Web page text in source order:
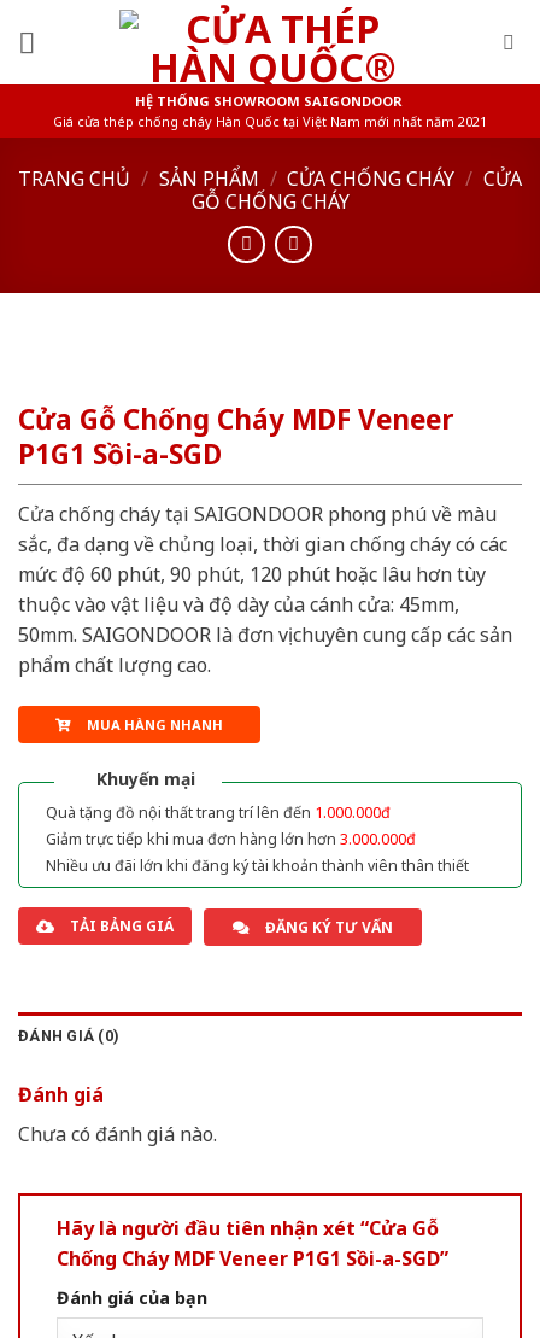
HỆ THỐNG SHOWROOM SAIGONDOOR
Giá cửa thép chống cháy Hàn Quốc tại Việt Nam mới nhất năm 2021
TRANG CHỦ / SẢN PHẨM / CỬA CHỐNG CHÁY / CỬA
GỖ CHỐNG CHÁY
Cửa Gỗ Chống Cháy MDF Veneer
P1G1 Sồi-a-SGD
Cửa chống cháy tại SAIGONDOOR phong phú về màu
sắc, đa dạng về chủng loại, thời gian chống cháy có các
mức độ 60 phút, 90 phút, 120 phút hoặc lâu hơn tùy
thuộc vào vật liệu và độ dày của cánh cửa: 45mm,
50mm. SAIGONDOOR là đơn vị chuyên cung cấp các sản
phẩm chất lượng cao.
MUA HÀNG NHANH
Khuyến mại
Quà tặng đồ nội thất trang trí lên đến 1.000.000đ
Giảm trực tiếp khi mua đơn hàng lớn hơn 3.000.000đ
Nhiều ưu đãi lớn khi đăng ký tài khoản thành viên thân thiết
TẢI BẢNG GIÁ ĐĂNG KÝ TƯ VẤN
ĐÁNH GIÁ (0)
Đánh giá
Chưa có đánh giá nào.
Hãy là người đầu tiên nhận xét “Cửa Gỗ
Chống Cháy MDF Veneer P1G1 Sồi-a-SGD”
Đánh giá của bạn